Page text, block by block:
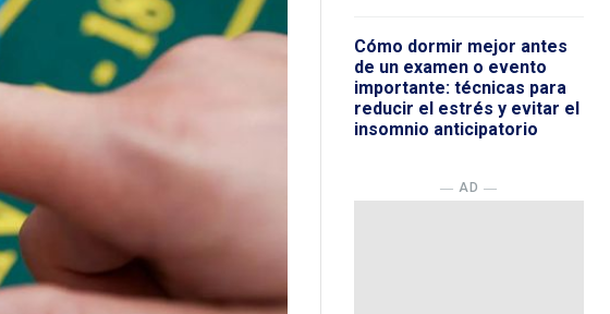
Cómo dormir mejor antes
de un examen o evento
importante: técnicas para
reducir el estrés y evitar el
insomnio anticipatorio
― AD ―